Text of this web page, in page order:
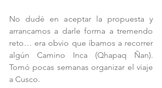
No dudé en aceptar la propuesta y
arrancamos a darle forma a tremendo
reto… era obvio que íbamos a recorrer
algún Camino Inca (Qhapaq Ñan).
Tomó pocas semanas organizar el viaje
a Cusco.